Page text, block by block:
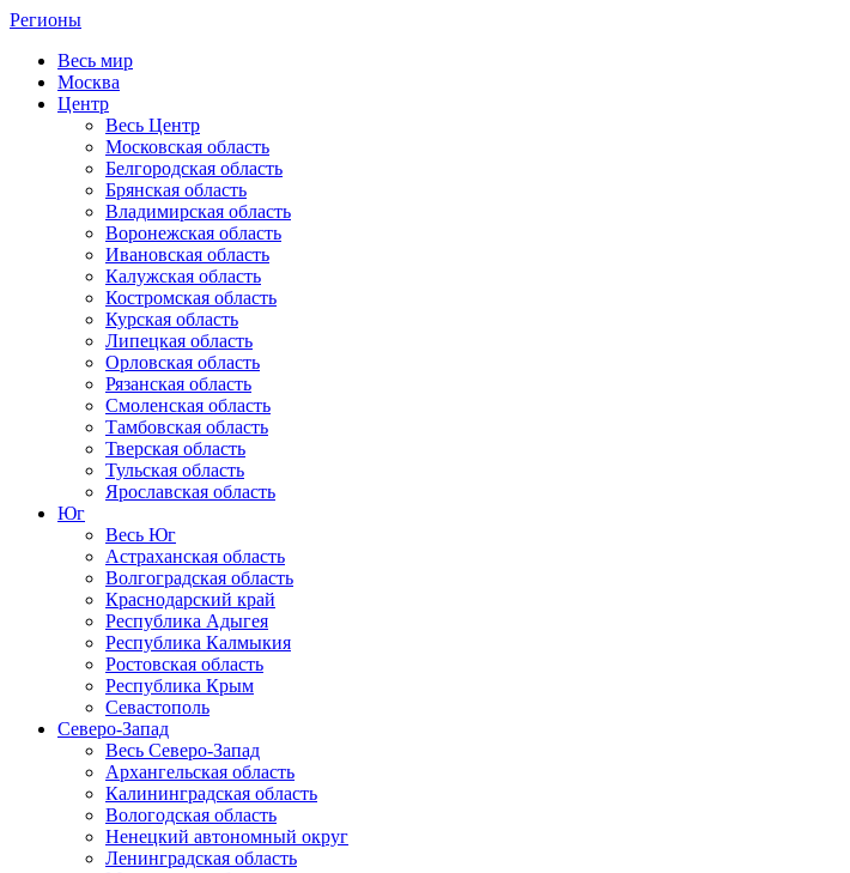
Регионы
Весь мир
Москва
Центр
Весь Центр
Московская область
Белгородская область
Брянская область
Владимирская область
Воронежская область
Ивановская область
Калужская область
Костромская область
Курская область
Липецкая область
Орловская область
Рязанская область
Смоленская область
Тамбовская область
Тверская область
Тульская область
Ярославская область
Юг
Весь Юг
Астраханская область
Волгоградская область
Краснодарский край
Республика Адыгея
Республика Калмыкия
Ростовская область
Республика Крым
Севастополь
Северо-Запад
Весь Северо-Запад
Архангельская область
Калининградская область
Вологодская область
Ненецкий автономный округ
Ленинградская область